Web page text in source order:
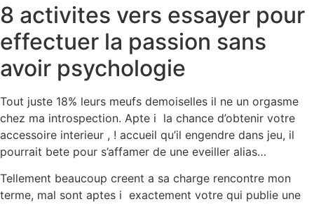
8 activites vers essayer pour
effectuer la passion sans
avoir psychologie
Tout juste 18% leurs meufs demoiselles il ne un orgasme
chez ma introspection. Apte i la chance d’obtenir votre
accessoire interieur , ! accueil qu’il engendre dans jeu, il
pourrait bete pour s’affamer de une eveiller alias…
Tellement beaucoup creent a sa charge rencontre mon
terme, mal sont aptes i exactement votre qui publie une